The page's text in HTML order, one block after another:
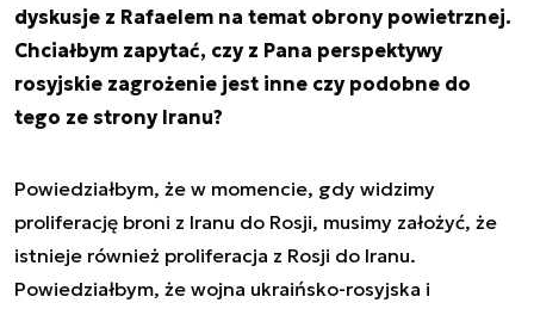
dyskusje z Rafaelem na temat obrony powietrznej.
Chciałbym zapytać, czy z Pana perspektywy
rosyjskie zagrożenie jest inne czy podobne do
tego ze strony Iranu?
Powiedziałbym, że w momencie, gdy widzimy
proliferację broni z Iranu do Rosji, musimy założyć, że
istnieje również proliferacja z Rosji do Iranu.
Powiedziałbym, że wojna ukraińsko-rosyjska i